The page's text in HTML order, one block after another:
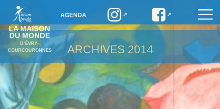
LA MAISON
DU MONDE
D’ÉVRY-
COURCOURONNES
AGENDA
ARCHIVES 2014